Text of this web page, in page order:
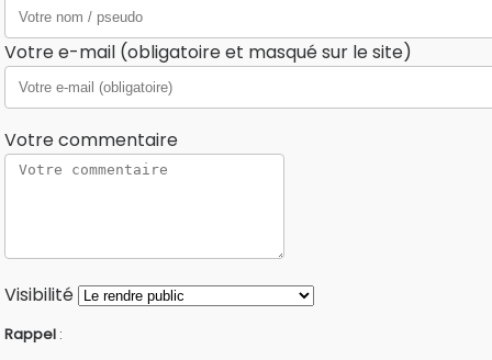
Votre e-mail (obligatoire et masqué sur le site)
Votre commentaire
Visibilité
Rappel :